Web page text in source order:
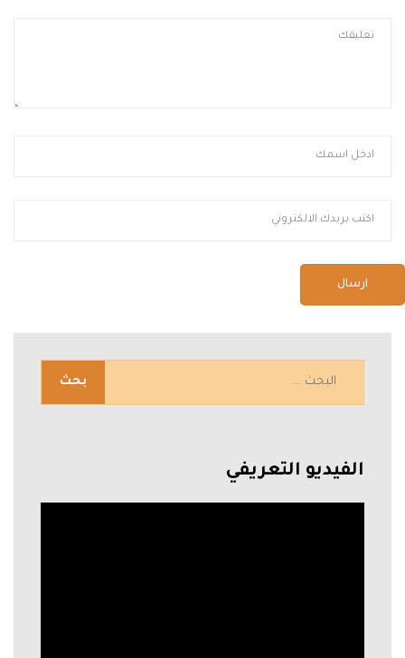
الفيديو التعريفي